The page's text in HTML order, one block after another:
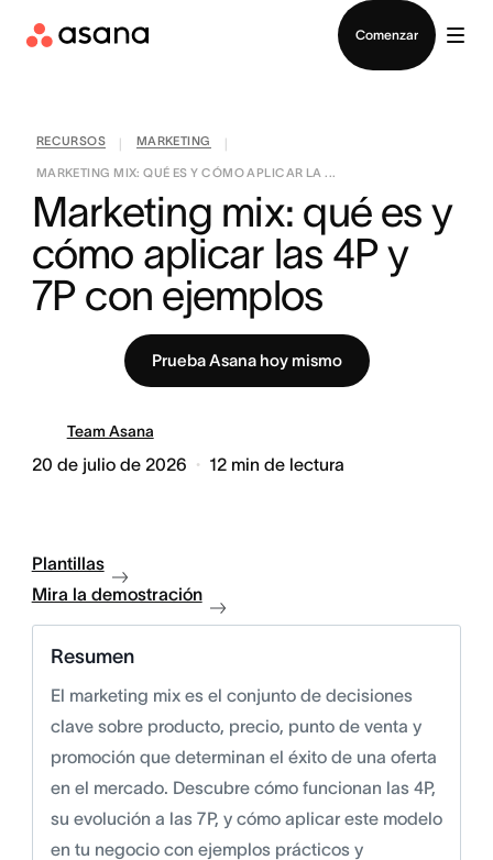
Comenzar
RECURSOS MARKETING
MARKETING MIX: QUÉ ES Y CÓMO APLICAR LA ...
Marketing mix: qué es y
cómo aplicar las 4P y
7P con ejemplos
Prueba Asana hoy mismo
Team Asana
20 de julio de 2026 12 min de lectura
Plantillas
Mira la demostración
Resumen
El marketing mix es el conjunto de decisiones
clave sobre producto, precio, punto de venta y
promoción que determinan el éxito de una oferta
en el mercado. Descubre cómo funcionan las 4P,
su evolución a las 7P, y cómo aplicar este modelo
en tu negocio con ejemplos prácticos y